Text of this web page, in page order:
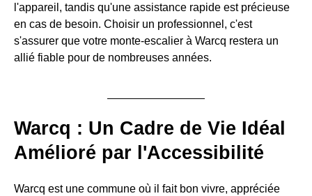
l'appareil, tandis qu'une assistance rapide est précieuse
en cas de besoin. Choisir un professionnel, c'est
s'assurer que votre monte-escalier à Warcq restera un
allié fiable pour de nombreuses années.
Warcq : Un Cadre de Vie Idéal
Amélioré par l'Accessibilité
Warcq est une commune où il fait bon vivre, appréciée